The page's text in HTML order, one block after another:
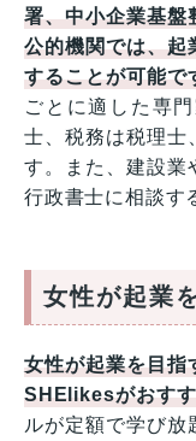
署、中小企業基盤
公的機関では、起
することが可能で
ごとに適した専
士、税務は税理士
す。また、建設業
行政書士に相談す
女性が起業
女性が起業を目指
SHElikesがおす
ルが定額で学び放